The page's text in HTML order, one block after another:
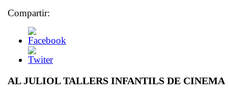
Compartir:
AL JULIOL TALLERS INFANTILS DE CINEMA